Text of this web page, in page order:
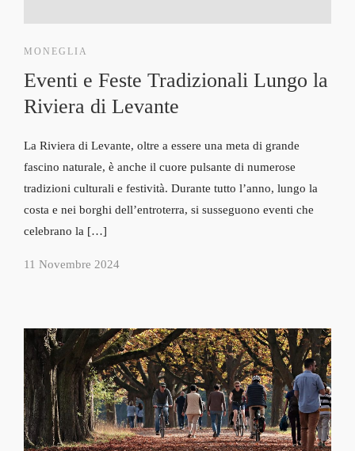
MONEGLIA
Eventi e Feste Tradizionali Lungo la
Riviera di Levante
La Riviera di Levante, oltre a essere una meta di grande
fascino naturale, è anche il cuore pulsante di numerose
tradizioni culturali e festività. Durante tutto l’anno, lungo la
costa e nei borghi dell’entroterra, si susseguono eventi che
celebrano la […]
11 Novembre 2024